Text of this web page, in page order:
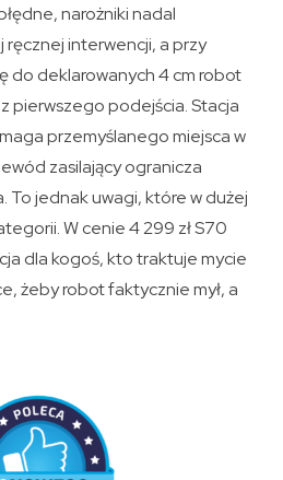
narożniki nadal
ręcznej interwencji, a przy
do deklarowanych 4 cm robot
pierwszego podejścia. Stacja
przemyślanego miejsca w
zasilający ogranicza
To jednak uwagi, które w dużej
W cenie 4 299 zł S70
dla kogoś, kto traktuje mycie
żeby robot faktycznie mył, a